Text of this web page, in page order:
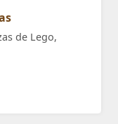
de Lego,